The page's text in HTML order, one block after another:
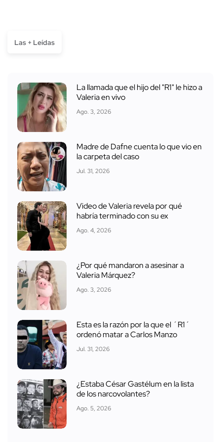
Las + Leídas
La llamada que el hijo del "R1" le hizo a
Valeria en vivo
Ago. 3, 2026
Madre de Dafne cuenta lo que vio en
la carpeta del caso
Jul. 31, 2026
Video de Valeria revela por qué
habría terminado con su ex
Ago. 4, 2026
¿Por qué mandaron a asesinar a
Valeria Márquez?
Ago. 3, 2026
Esta es la razón por la que el ´R1´
ordenó matar a Carlos Manzo
Jul. 31, 2026
¿Estaba César Gastélum en la lista
de los narcovolantes?
Ago. 5, 2026